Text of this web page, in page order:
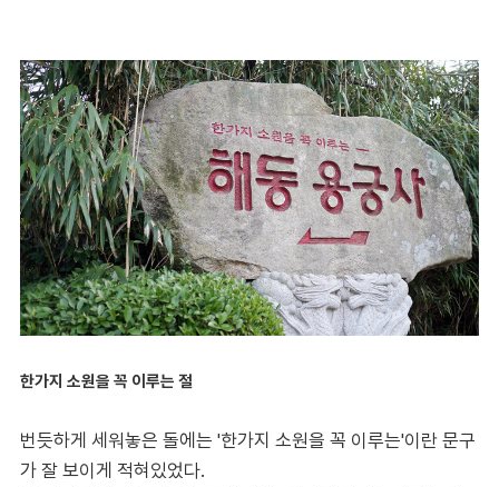
한가지 소원을 꼭 이루는 절
번듯하게 세워놓은 돌에는 '한가지 소원을 꼭 이루는'이란 문구
가 잘 보이게 적혀있었다.